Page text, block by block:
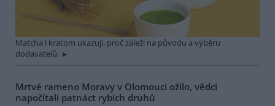
Matcha i kratom ukazují, proč záleží na původu a výběru
dodavatelů.
Mrtvé rameno Moravy v Olomouci ožilo, vědci
napočítali patnáct rybích druhů